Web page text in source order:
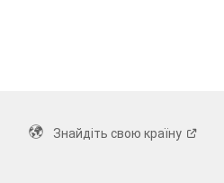
Знайдіть своюкраїну